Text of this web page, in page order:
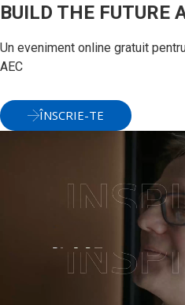
BUILD THE FUTURE
Un eveniment online gratuit
AEC
ÎNSCRIE-TE